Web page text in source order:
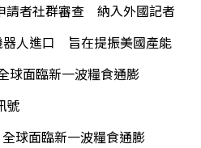
請者社群審查 納入外國記者
器人進口 旨在提振美國產能
球面臨新一波糧食通膨
號
球面臨新一波糧食通膨